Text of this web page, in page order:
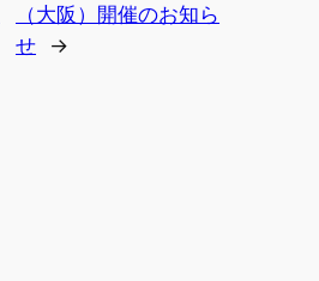
（大阪）開催のお知ら
せ
→